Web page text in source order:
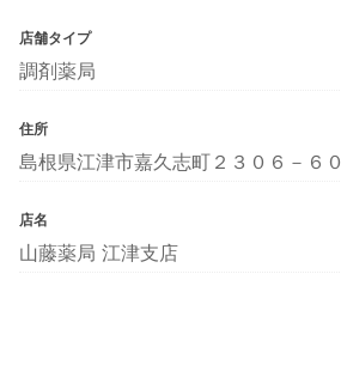
店舗タイプ
調剤薬局
住所
島根県江津市嘉久志町２３０６－６０
店名
山藤薬局 江津支店